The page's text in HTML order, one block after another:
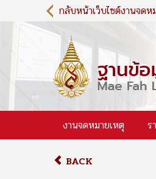
i
c
กลับหน้าเว็บไซต์งานจดห
งานจดหมายเหตุ ร
BACK